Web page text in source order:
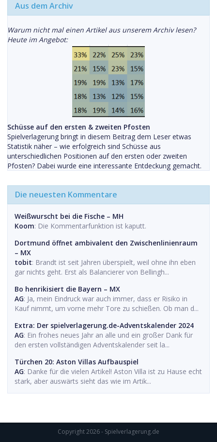
Aus dem Archiv
Warum nicht mal einen Artikel aus unserem Archiv lesen?
Heute im Angebot:
Schüsse auf den ersten & zweiten Pfosten
Spielverlagerung bringt in diesem Beitrag dem Leser etwas
Statistik näher – wie erfolgreich sind Schüsse aus
unterschiedlichen Positionen auf den ersten oder zweiten
Pfosten? Dabei wurde eine interessante Entdeckung gemacht.
Die neuesten Kommentare
Weißwurscht bei die Fische – MH
Koom: Die Kommentarfunktion ist kaputt.
Dortmund öffnet ambivalent den Zwischenlinienraum
– MX
tobit: Brandt ist seit Jahren überspielt, weil ohne ihn eben
gar nichts geht. Erst als Balancierer von Bellingh...
Bo henrikisiert die Bayern – MX
AG: Ja, mein Eindruck war auch immer, dass er Risiko in
Kauf nimmt, um vorne mehr Tore zu schießen. Ob man d...
Extra: Der spielverlagerung.de-Adventskalender 2024
AG: Ein frohes neues Jahr an alle und ein großer Dank für
den ersten vollständigen Adventskalender seit la...
Türchen 20: Aston Villas Aufbauspiel
AG: Danke für die vielen Artikel! Aston Villa ist zu Hause echt
stark, aber auswärts sieht das wie im Artik...
Copyright 2026 - Spielverlagerung.de